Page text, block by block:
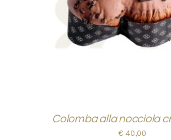
Colomba alla nocciola
€ 40,00